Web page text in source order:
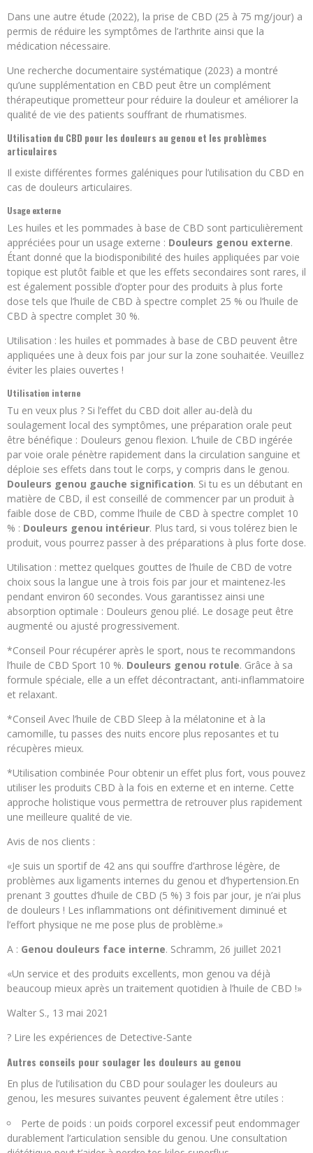
Dans une autre étude (2022), la prise de CBD (25 à 75 mg/jour) a
permis de réduire les symptômes de l’arthrite ainsi que la
médication nécessaire.
Une recherche documentaire systématique (2023) a montré
qu’une supplémentation en CBD peut être un complément
thérapeutique prometteur pour réduire la douleur et améliorer la
qualité de vie des patients souffrant de rhumatismes.
Utilisation du CBD pour les douleurs au genou et les problèmes
articulaires
Il existe différentes formes galéniques pour l’utilisation du CBD en
cas de douleurs articulaires.
Usage externe
Les huiles et les pommades à base de CBD sont particulièrement
appréciées pour un usage externe : Douleurs genou externe.
Étant donné que la biodisponibilité des huiles appliquées par voie
topique est plutôt faible et que les effets secondaires sont rares, il
est également possible d’opter pour des produits à plus forte
dose tels que l’huile de CBD à spectre complet 25 % ou l’huile de
CBD à spectre complet 30 %.
Utilisation : les huiles et pommades à base de CBD peuvent être
appliquées une à deux fois par jour sur la zone souhaitée. Veuillez
éviter les plaies ouvertes !
Utilisation interne
Tu en veux plus ? Si l’effet du CBD doit aller au-delà du
soulagement local des symptômes, une préparation orale peut
être bénéfique : Douleurs genou flexion. L’huile de CBD ingérée
par voie orale pénètre rapidement dans la circulation sanguine et
déploie ses effets dans tout le corps, y compris dans le genou.
Douleurs genou gauche signification. Si tu es un débutant en
matière de CBD, il est conseillé de commencer par un produit à
faible dose de CBD, comme l’huile de CBD à spectre complet 10
% : Douleurs genou intérieur. Plus tard, si vous tolérez bien le
produit, vous pourrez passer à des préparations à plus forte dose.
Utilisation : mettez quelques gouttes de l’huile de CBD de votre
choix sous la langue une à trois fois par jour et maintenez-les
pendant environ 60 secondes. Vous garantissez ainsi une
absorption optimale : Douleurs genou plié. Le dosage peut être
augmenté ou ajusté progressivement.
*Conseil Pour récupérer après le sport, nous te recommandons
l’huile de CBD Sport 10 %. Douleurs genou rotule. Grâce à sa
formule spéciale, elle a un effet décontractant, anti-inflammatoire
et relaxant.
*Conseil Avec l’huile de CBD Sleep à la mélatonine et à la
camomille, tu passes des nuits encore plus reposantes et tu
récupères mieux.
*Utilisation combinée Pour obtenir un effet plus fort, vous pouvez
utiliser les produits CBD à la fois en externe et en interne. Cette
approche holistique vous permettra de retrouver plus rapidement
une meilleure qualité de vie.
Avis de nos clients :
«Je suis un sportif de 42 ans qui souffre d’arthrose légère, de
problèmes aux ligaments internes du genou et d’hypertension.En
prenant 3 gouttes d’huile de CBD (5 %) 3 fois par jour, je n’ai plus
de douleurs ! Les inflammations ont définitivement diminué et
l’effort physique ne me pose plus de problème.»
A : Genou douleurs face interne. Schramm, 26 juillet 2021
«Un service et des produits excellents, mon genou va déjà
beaucoup mieux après un traitement quotidien à l’huile de CBD !»
Walter S., 13 mai 2021
? Lire les expériences de Detective-Sante
Autres conseils pour soulager les douleurs au genou
En plus de l’utilisation du CBD pour soulager les douleurs au
genou, les mesures suivantes peuvent également être utiles :
Perte de poids : un poids corporel excessif peut endommager
durablement l’articulation sensible du genou. Une consultation